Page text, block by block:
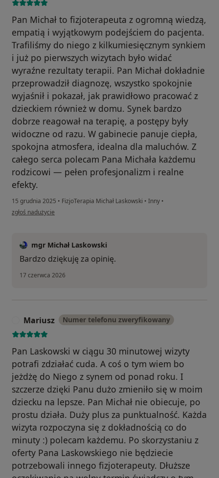
Pan Michał to fizjoterapeuta z ogromną wiedzą,
empatią i wyjątkowym podejściem do pacjenta.
Trafiliśmy do niego z kilkumiesięcznym synkiem
i już po pierwszych wizytach było widać
wyraźne rezultaty terapii. Pan Michał dokładnie
przeprowadził diagnozę, wszystko spokojnie
wyjaśnił i pokazał, jak prawidłowo pracować z
dzieckiem również w domu. Synek bardzo
dobrze reagował na terapię, a postępy były
widoczne od razu. W gabinecie panuje ciepła,
spokojna atmosfera, idealna dla maluchów. Z
całego serca polecam Pana Michała każdemu
rodzicowi — pełen profesjonalizm i realne
efekty.
15 grudnia 2025 • FizjoTerapia Michał Laskowski • Inny •
w opinii użytkownika Klaudia
zgłoś nadużycie
mgr Michał Laskowski
Bardzo dziękuję za opinię.
17 czerwca 2026
Mariusz Numer telefonu zweryfikowany
Pan Laskowski w ciągu 30 minutowej wizyty
potrafi zdziałać cuda. A coś o tym wiem bo
jeżdżę do Niego z synem od ponad roku. I
szczerze dzięki Panu dużo zmieniło się w moim
dziecku na lepsze. Pan Michał nie obiecuje, po
prostu działa. Duży plus za punktualność. Każda
wizyta rozpoczyna się z dokładnością co do
minuty :) polecam każdemu. Po skorzystaniu z
oferty Pana Laskowskiego nie będziecie
potrzebowali innego fizjoterapeuty. Dłuższe